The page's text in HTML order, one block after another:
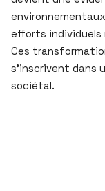
efforts individuels
Ces
s’inscrivent dans
sociétal.